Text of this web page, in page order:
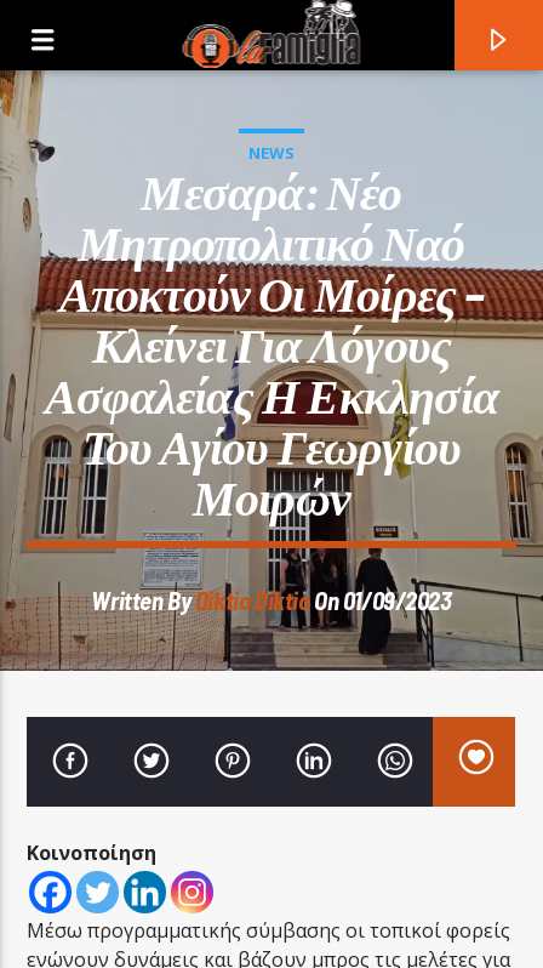
Current Track
Title
Artist
LA FAMIGLIA RADIO
NEWS
Μεσαρά: Νέο
Μητροπολιτικό Ναό
Αποκτούν Οι Μοίρες –
Κλείνει Για Λόγους
Ασφαλείας Η Εκκλησία
Του Αγίου Γεωργίου
Μοιρών
Written ByDiktio DiktioOn 01/09/2023
Κοινοποίηση
Μέσω προγραμματικής σύμβασης οι τοπικοί φορείς
ενώνουν δυνάμεις και βάζουν μπρος τις μελέτες για